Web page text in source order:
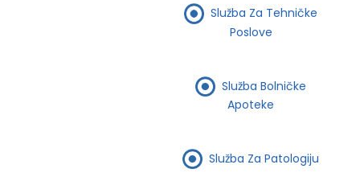
Služba Za Tehničke
Poslove
Služba Bolničke
Apoteke
Služba Za Patologiju